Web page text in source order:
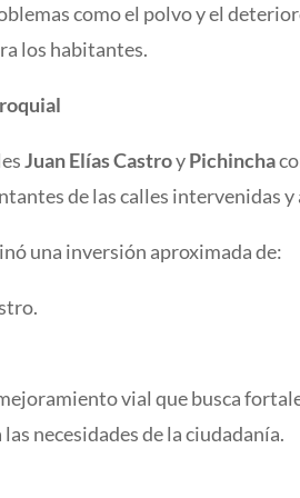
como el polvo y el
los habitantes.
Juan Elías CastroyPichincha
de las calles intervenidas
una inversión aproximada de:
vial que busca
necesidades de la ciudadanía.